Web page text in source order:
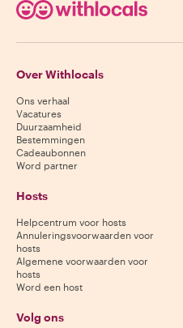
Over Withlocals
Ons verhaal
Vacatures
Duurzaamheid
Bestemmingen
Cadeaubonnen
Word partner
Hosts
Helpcentrum voor hosts
Annuleringsvoorwaarden voor
hosts
Algemene voorwaarden voor
hosts
Word een host
Volg ons